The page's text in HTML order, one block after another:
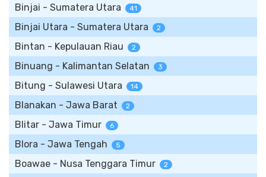
Binjai - Sumatera Utara 41
Binjai Utara - Sumatera Utara 2
Bintan - Kepulauan Riau 2
Binuang - Kalimantan Selatan 3
Bitung - Sulawesi Utara 14
Blanakan - Jawa Barat 2
Blitar - Jawa Timur 6
Blora - Jawa Tengah 5
Boawae - Nusa Tenggara Timur 2